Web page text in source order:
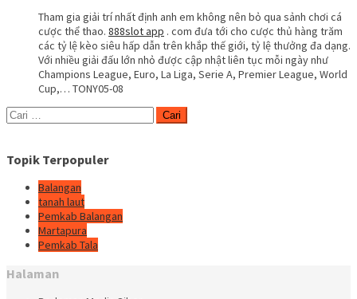
Tham gia giải trí nhất định anh em không nên bỏ qua sảnh chơi cá
cược thể thao. 888slot app . com đưa tới cho cược thủ hàng trăm
các tỷ lệ kèo siêu hấp dẫn trên khắp thế giới, tỷ lệ thưởng đa dạng.
Với nhiều giải đấu lớn nhỏ được cập nhật liên tục mỗi ngày như
Champions League, Euro, La Liga, Serie A, Premier League, World
Cup,… TONY05-08
Cari
untuk:
Topik Terpopuler
Balangan
tanah laut
Pemkab Balangan
Martapura
Pemkab Tala
Halaman